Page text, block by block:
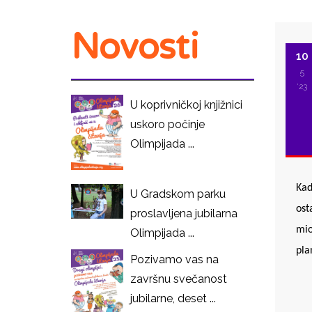
10
5
'23
Novosti
U koprivničkoj knjižnici
uskoro počinje
Olimpijada ...
U Gradskom parku
proslavljena jubilarna
Olimpijada ...
Pozivamo vas na
završnu svečanost
jubilarne, deset ...